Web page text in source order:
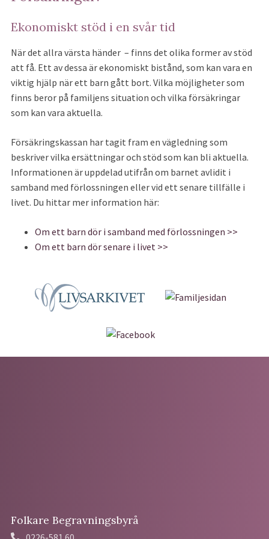
Att välja gravplats
Blommor
Program/programblad
Symboler
Min sida
Minnesstundslokaler
Församlingar
Vad vi gör
Att tänka på vid dödsfall
Musik
Minnesprodukter
Försäkringsinventering
Klädsel
Minnesgåva till begravning
Familjesidan
Livsarkivet
Vi som jobbar här
Auktoriserad begravningsbyrå
Ekonomiskt stöd i en svår tid
När det allra värsta händer – finns det olika former av stöd
att få. Ett av dessa är ekonomiskt bistånd, som kan vara en
viktig hjälp när ett barn gått bort. Vilka möjligheter som
finns beror på familjens situation och vilka försäkringar
som kan vara aktuella.
Försäkringskassan har tagit fram en vägledning som
beskriver vilka ersättningar och stöd som kan bli aktuella.
Informationen är uppdelad utifrån om barnet avlidit i
samband med förlossningen eller vid ett senare tillfälle i
livet. Du hittar mer information här:
Om ett barn dör i samband med förlossningen >>
Om ett barn dör senare i livet >>
Folkare Begravningsbyrå